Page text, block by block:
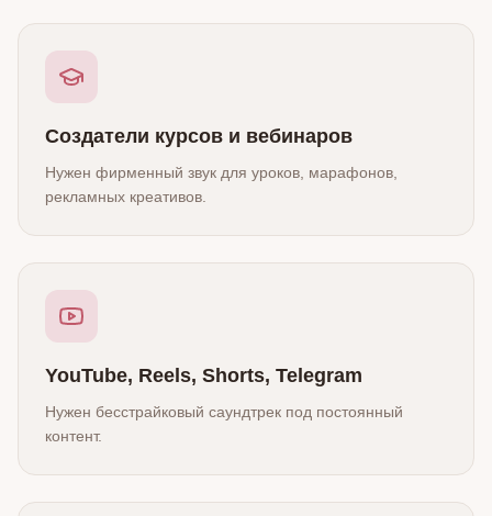
Создатели курсов и вебинаров
Нужен фирменный звук для уроков, марафонов,
рекламных креативов.
YouTube, Reels, Shorts, Telegram
Нужен бесстрайковый саундтрек под постоянный
контент.